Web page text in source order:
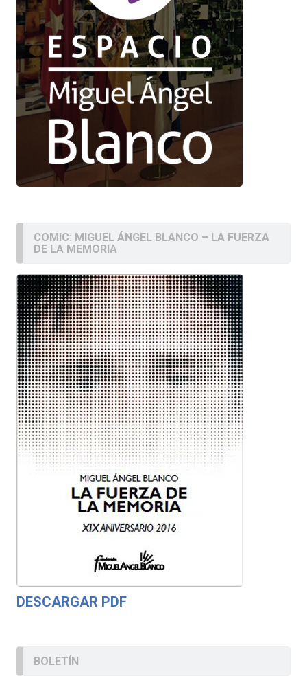
COMIC: MIGUEL ÁNGEL BLANCO – LA FUERZA
DE LA MEMORIA
DESCARGAR PDF
BOLETÍN